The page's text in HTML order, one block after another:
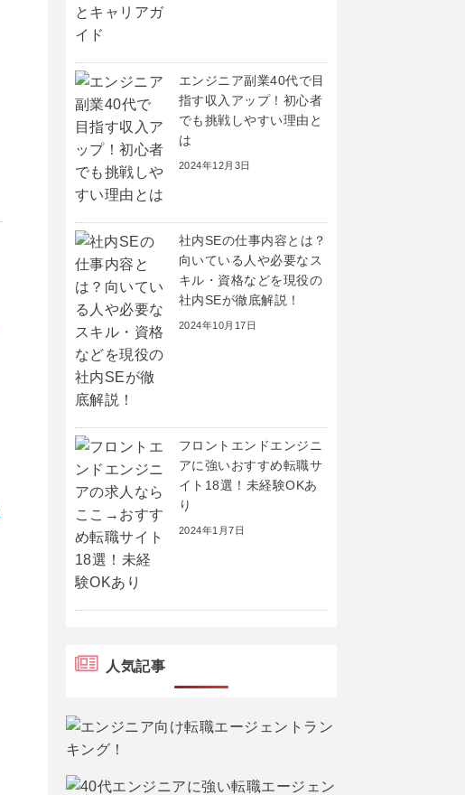
エンジニア副業40代で目
指す収入アップ！初心者
でも挑戦しやすい理由と
は
2024年12月3日
社内SEの仕事内容とは？
向いている人や必要なス
キル・資格などを現役の
社内SEが徹底解説！
2024年10月17日
フロントエンドエンジニ
アに強いおすすめ転職サ
イト18選！未経験OKあ
り
2024年1月7日
人気記事